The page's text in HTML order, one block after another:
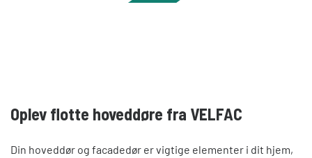
Oplev flotte hoveddøre fra VELFAC
Din hoveddør og facadedør er vigtige elementer i dit hjem,